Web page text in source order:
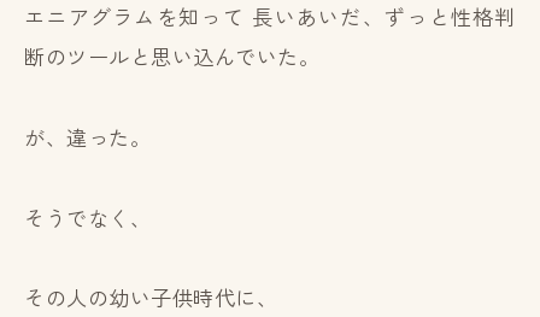
エニアグラムを知って 長いあいだ、ずっと性格判
断のツールと思い込んでいた。
が、違った。
そうでなく、
その人の幼い子供時代に、